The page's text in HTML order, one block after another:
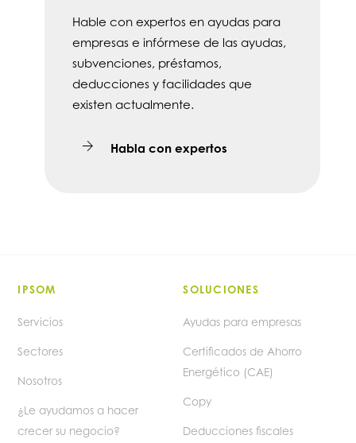
Hable con expertos en ayudas para
empresas e infórmese de las ayudas,
subvenciones, préstamos,
deducciones y facilidades que
existen actualmente.
Habla con expertos
IPSOM
Servicios
Sectores
Nosotros
¿Le ayudamos a hacer
crecer su negocio?
SOLUCIONES
Ayudas para empresas
Certificados de Ahorro
Energético (CAE)
Copy
Deducciones fiscales